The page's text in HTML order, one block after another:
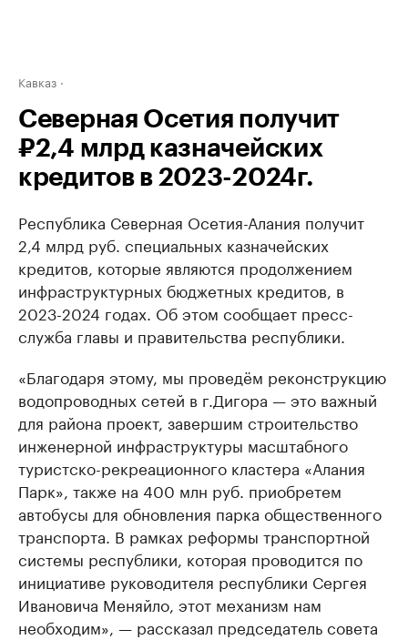
Кавказ
Северная Осетия получит
₽2,4 млрд казначейских
кредитов в 2023-2024г.
Республика Северная Осетия-Алания получит
2,4 млрд руб. специальных казначейских
кредитов, которые являются продолжением
инфраструктурных бюджетных кредитов, в
2023-2024 годах. Об этом сообщает пресс-
служба главы и правительства республики.
«Благодаря этому, мы проведём реконструкцию
водопроводных сетей в г.Дигора — это важный
для района проект, завершим строительство
инженерной инфраструктуры масштабного
туристско-рекреационного кластера «Алания
Парк», также на 400 млн руб. приобретем
автобусы для обновления парка общественного
транспорта. В рамках реформы транспортной
системы республики, которая проводится по
инициативе руководителя республики Сергея
Ивановича Меняйло, этот механизм нам
необходим», — рассказал председатель совета